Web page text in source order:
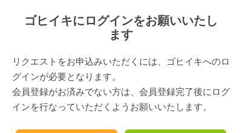
ゴヒイキにログインをお願いいたし
ます
リクエストをお申込みいただくには、ゴヒイキへのロ
グインが必要となります。
会員登録がお済みでない方は、会員登録完了後にログ
インを行なっていただくようお願いいたします。